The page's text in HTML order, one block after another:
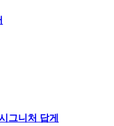
그니처 답게